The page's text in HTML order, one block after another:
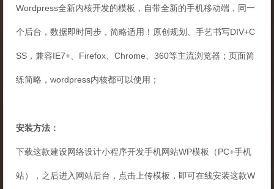
Wordpress全新内核开发的模板，自带全新的手机移动端，同一
个后台，数据即时同步，简略适用！原创规划、手艺书写DIV+C
SS，兼容IE7+、Firefox、Chrome、360等主流浏览器；页面简
练简略，wordpress内核都可以使用；
安装方法：
下载这款建设网络设计小程序开发手机网站WP模板（PC+手机
站），之后进入网站后台，点击上传模板，即可在线安装这款W